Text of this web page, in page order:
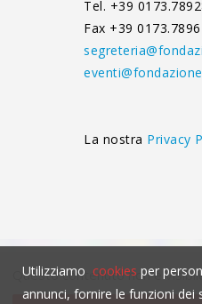
Tel. +39
Fax +39
La nostra Privacy
Questo contenuto non è
Utilizziamo cookies per
annunci, fornire le funzioni dei